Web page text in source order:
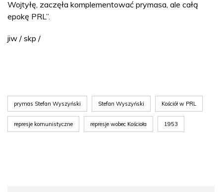
Wojtyłę, zaczęła komplementować prymasa, ale całą
epokę PRL”.
jiw / skp /
prymas Stefan Wyszyński Stefan Wyszyński Kościół w PRL
represje komunistyczne represje wobec Kościoła 1953